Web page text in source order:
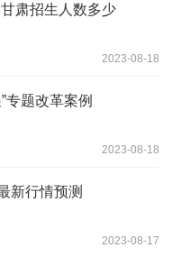
肃招生人数多少
2023-08-18
专题改革案例
2023-08-18
新行情预测
2023-08-17